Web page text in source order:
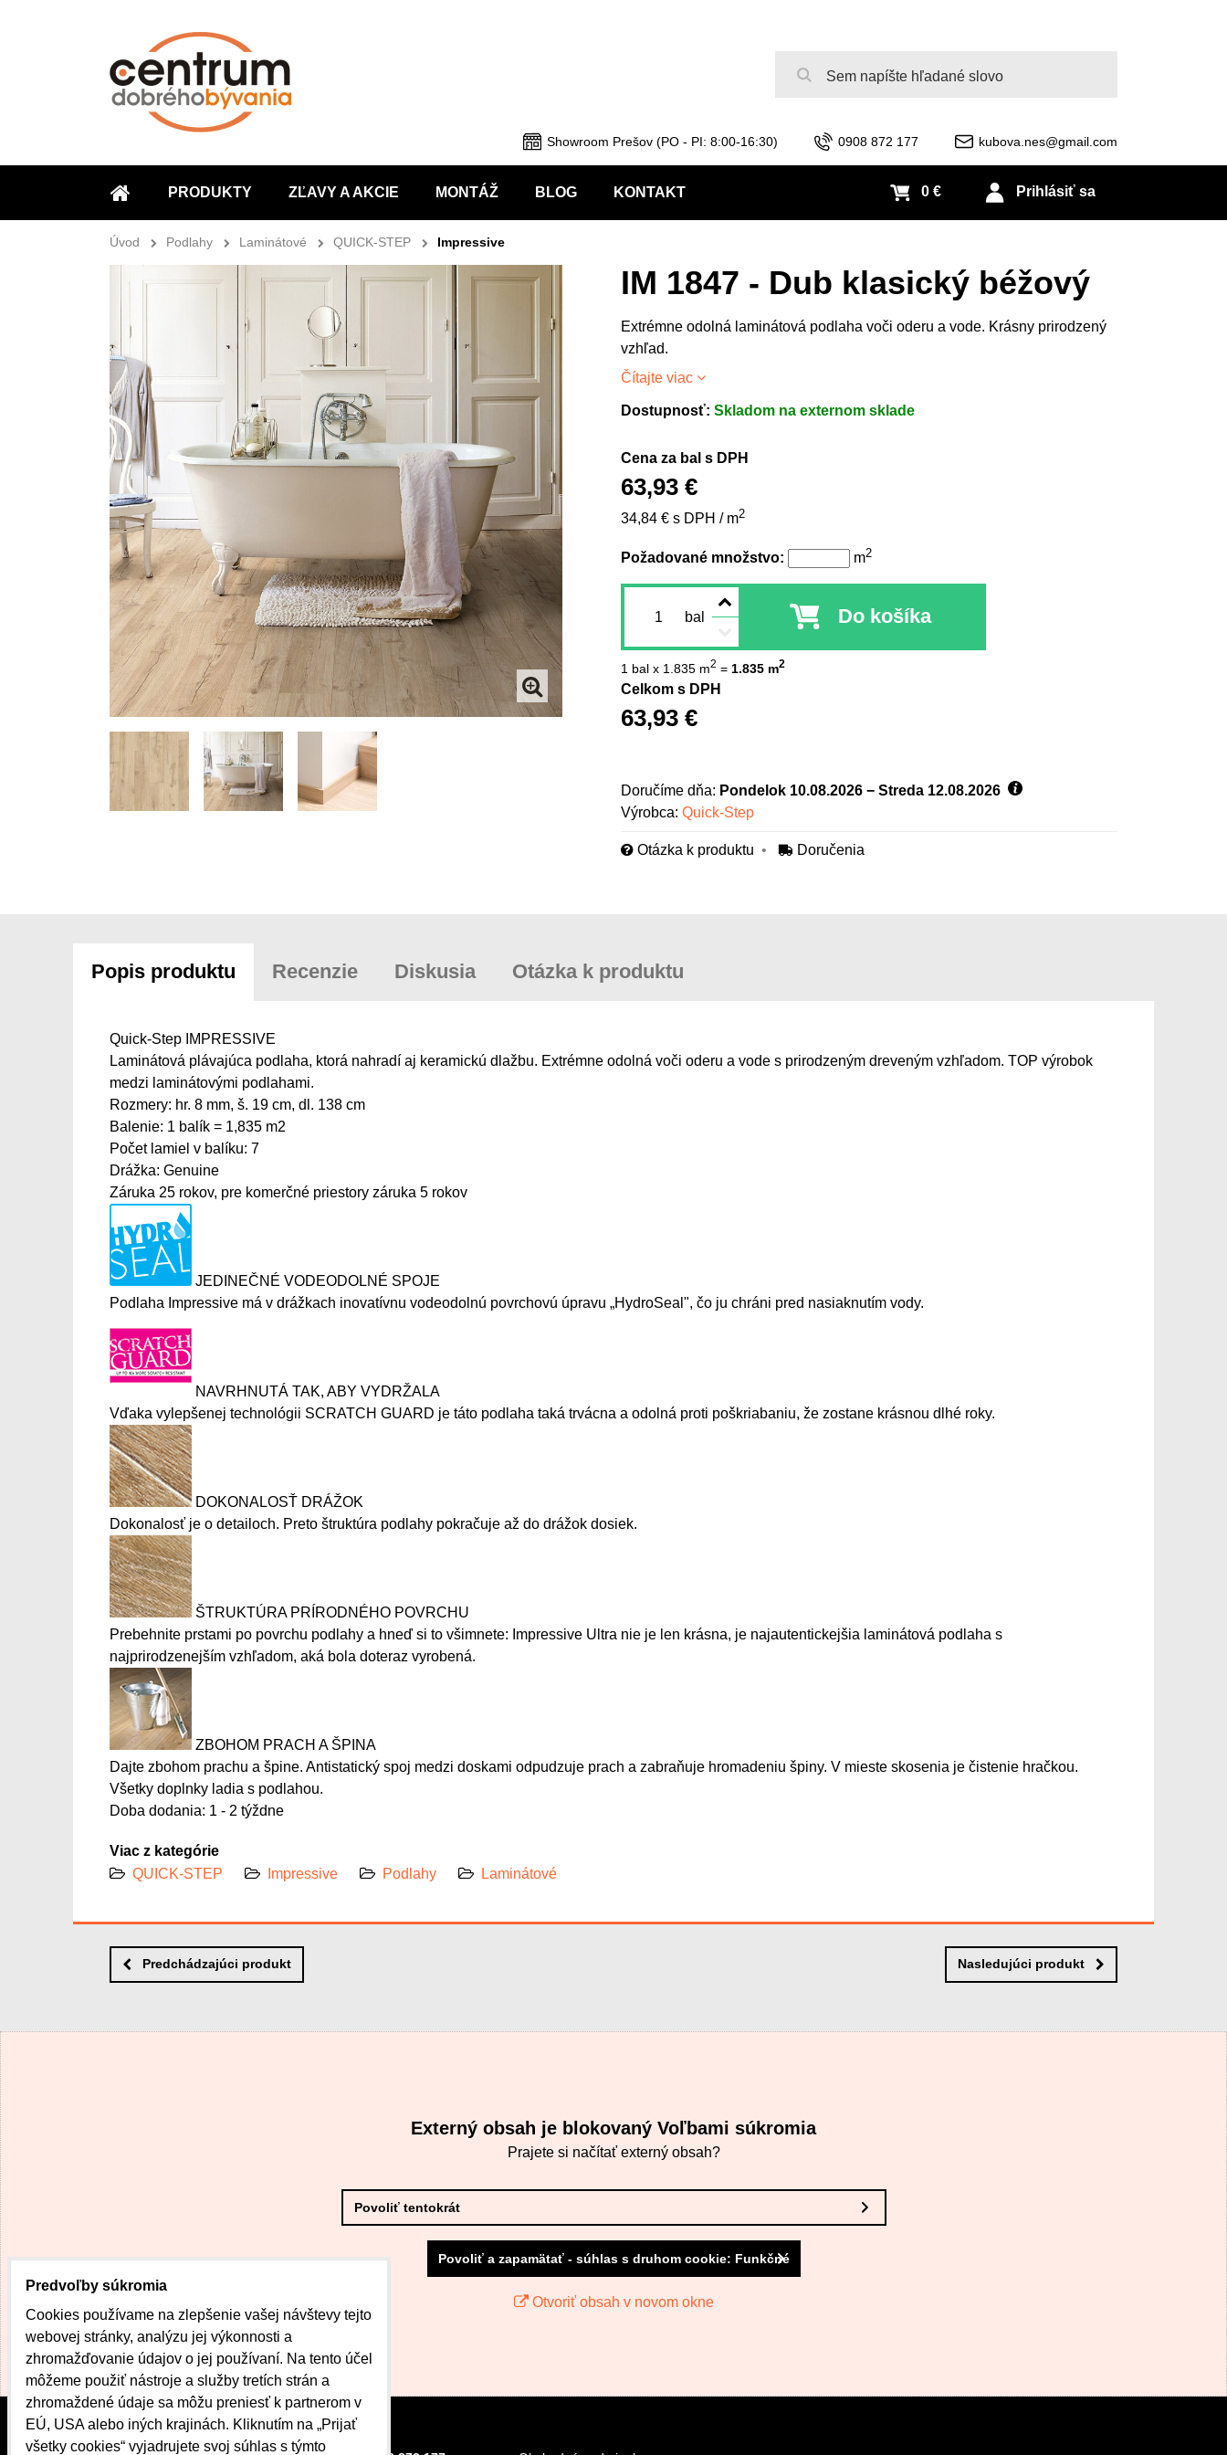
ÚVOD
PRODUKTY ZĽAVY A AKCIE MONTÁŽ BLOG KONTAKT
Showroom Prešov (PO - PI: 8:00-16:30) 0908 872 177 kubova.nes@gmail.com
Prihlásiť sa
0 €
Úvod Podlahy Laminátové QUICK-STEP Impressive
IM 1847 - Dub klasický béžový
Extrémne odolná laminátová podlaha voči oderu a vode. Krásny prirodzený
vzhľad.
Čítajte viac
Dostupnosť: Skladom na externom sklade
Cena za bal s DPH
63,93 €
34,84 € s DPH / m2
Požadované množstvo: m2
bal Do košíka
1 bal x 1.835 m2 = 1.835m2
Celkom s DPH
63,93 €
Doručíme dňa: Pondelok10.08.2026 − Streda12.08.2026
Výrobca: Quick-Step
Otázka k produktu Doručenia
Popis produktu Recenzie Diskusia Otázka k produktu
Quick-Step IMPRESSIVE
Laminátová plávajúca podlaha, ktorá nahradí aj keramickú dlažbu. Extrémne odolná voči oderu a vode s prirodzeným dreveným vzhľadom. TOP výrobok
medzi laminátovými podlahami.
Rozmery: hr. 8 mm, š. 19 cm, dl. 138 cm
Balenie: 1 balík = 1,835 m2
Počet lamiel v balíku: 7
Drážka: Genuine
Záruka 25 rokov, pre komerčné priestory záruka 5 rokov
JEDINEČNÉ VODEODOLNÉ SPOJE
Podlaha Impressive má v drážkach inovatívnu vodeodolnú povrchovú úpravu „HydroSeal", čo ju chráni pred nasiaknutím vody.
NAVRHNUTÁ TAK, ABY VYDRŽALA
Vďaka vylepšenej technológii SCRATCH GUARD je táto podlaha taká trvácna a odolná proti poškriabaniu, že zostane krásnou dlhé roky.
DOKONALOSŤ DRÁŽOK
Dokonalosť je o detailoch. Preto štruktúra podlahy pokračuje až do drážok dosiek.
ŠTRUKTÚRA PRÍRODNÉHO POVRCHU
Prebehnite prstami po povrchu podlahy a hneď si to všimnete: Impressive Ultra nie je len krásna, je najautentickejšia laminátová podlaha s
najprirodzenejším vzhľadom, aká bola doteraz vyrobená.
ZBOHOM PRACH A ŠPINA
Dajte zbohom prachu a špine. Antistatický spoj medzi doskami odpudzuje prach a zabraňuje hromadeniu špiny. V mieste skosenia je čistenie hračkou.
Všetky doplnky ladia s podlahou.
Doba dodania: 1 - 2 týždne
Viac z kategórie
QUICK-STEP
Impressive Podlahy Laminátové
Predchádzajúci produkt Nasledujúci produkt
Externý obsah je blokovaný Voľbami súkromia
Prajete si načítať externý obsah?
Povoliť tentokrát
Povoliť a zapamätať - súhlas s druhom cookie: Funkčné
Otvoriť obsah v novom okne
Predvoľby súkromia
Cookies používame na zlepšenie vašej návštevy tejto
webovej stránky, analýzu jej výkonnosti a
zhromažďovanie údajov o jej používaní. Na tento účel
môžeme použiť nástroje a služby tretích strán a
zhromaždené údaje sa môžu preniesť k partnerom v
EÚ, USA alebo iných krajinách. Kliknutím na „Prijať
všetky cookies“ vyjadrujete svoj súhlas s týmto